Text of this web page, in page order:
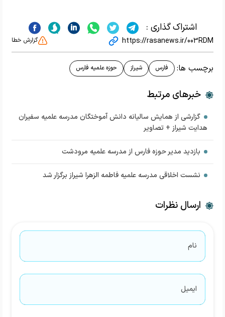
اشتراک گذاری :
https://rasanews.ir/003RDM گزارش خطا
برچسب ها: فارس شیراز حوزه علمیه فارس
خبرهای مرتبط
گزارشی از همایش سالیانه دانش آموختگان مدرسه علمیه سفیران
هدایت شیراز + تصاویر
بازدید مدیر حوزه فارس از مدرسه علمیه مرودشت
نشست اخلاقی مدرسه علمیه فاطمه الزهرا شیراز برگزار شد
ارسال نظرات